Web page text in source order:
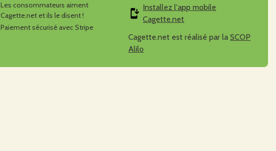
Les consommateurs aiment
Cagette.net et ils le disent !
Paiement sécurisé avec Stripe
Installez l'app mobile
Cagette.net
Cagette.net est réalisé par la SCOP
Alilo